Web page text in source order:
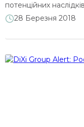
потенційних
На думку аналітиків,
появи порушень
постачань газу,
28 Березня 2018